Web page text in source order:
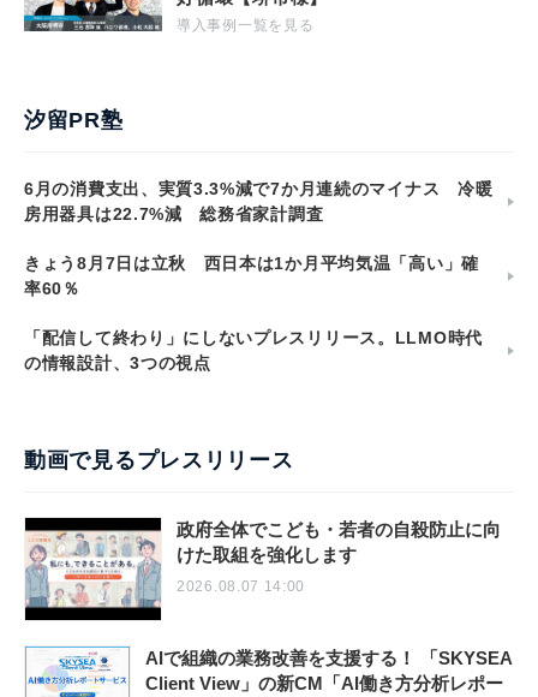
導入事例一覧を見る
汐留PR塾
6月の消費支出、実質3.3%減で7か月連続のマイナス 冷暖
房用器具は22.7%減 総務省家計調査
きょう8月7日は立秋 西日本は1か月平均気温「高い」確
率60％
「配信して終わり」にしないプレスリリース。LLMO時代
の情報設計、3つの視点
動画で見るプレスリリース
政府全体でこども・若者の自殺防止に向
けた取組を強化します
2026.08.07 14:00
AIで組織の業務改善を支援する！ 「SKYSEA
Client View」の新CM「AI働き方分析レポー